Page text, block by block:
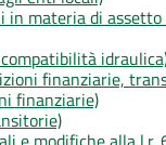
in materia di
finanziarie,
finanziarie)